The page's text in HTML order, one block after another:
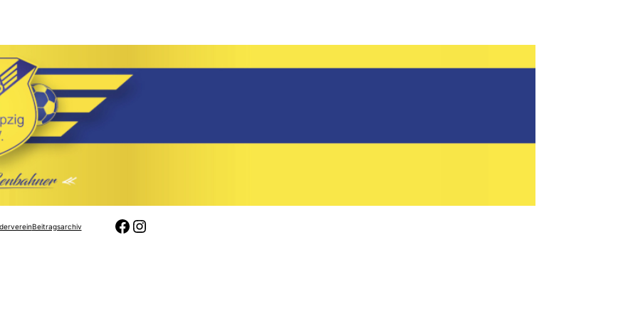
Beitragsarchiv Facebook
Instagram